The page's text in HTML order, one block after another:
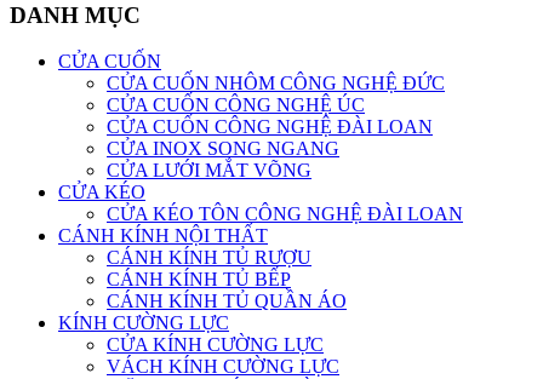
DANH MỤC
CỬA CUỐN
CỬA CUỐN NHÔM CÔNG NGHỆ ĐỨC
CỬA CUỐN CÔNG NGHỆ ÚC
CỬA CUỐN CÔNG NGHỆ ĐÀI LOAN
CỬA INOX SONG NGANG
CỬA LƯỚI MẮT VÕNG
CỬA KÉO
CỬA KÉO TÔN CÔNG NGHỆ ĐÀI LOAN
CÁNH KÍNH NỘI THẤT
CÁNH KÍNH TỦ RƯỢU
CÁNH KÍNH TỦ BẾP
CÁNH KÍNH TỦ QUẦN ÁO
KÍNH CƯỜNG LỰC
CỬA KÍNH CƯỜNG LỰC
VÁCH KÍNH CƯỜNG LỰC